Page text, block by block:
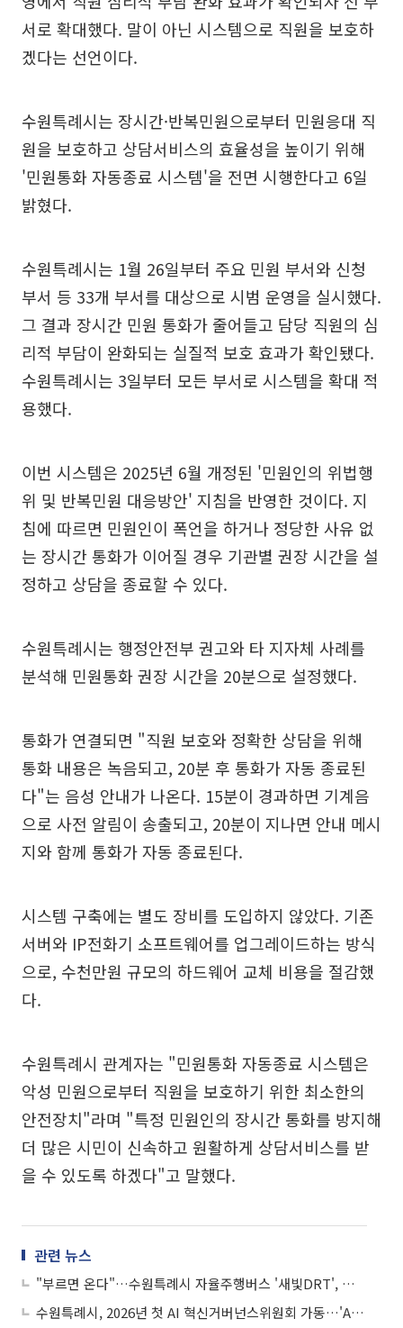
서로 확대했다. 말이 아닌 시스템으로 직원을 보호하
겠다는 선언이다.
수원특례시는 장시간·반복민원으로부터 민원응대 직
원을 보호하고 상담서비스의 효율성을 높이기 위해
'민원통화 자동종료 시스템'을 전면 시행한다고 6일
밝혔다.
수원특례시는 1월 26일부터 주요 민원 부서와 신청
부서 등 33개 부서를 대상으로 시범 운영을 실시했다.
그 결과 장시간 민원 통화가 줄어들고 담당 직원의 심
리적 부담이 완화되는 실질적 보호 효과가 확인됐다.
수원특례시는 3일부터 모든 부서로 시스템을 확대 적
용했다.
이번 시스템은 2025년 6월 개정된 '민원인의 위법행
위 및 반복민원 대응방안' 지침을 반영한 것이다. 지
침에 따르면 민원인이 폭언을 하거나 정당한 사유 없
는 장시간 통화가 이어질 경우 기관별 권장 시간을 설
정하고 상담을 종료할 수 있다.
수원특례시는 행정안전부 권고와 타 지자체 사례를
분석해 민원통화 권장 시간을 20분으로 설정했다.
통화가 연결되면 "직원 보호와 정확한 상담을 위해
통화 내용은 녹음되고, 20분 후 통화가 자동 종료된
다"는 음성 안내가 나온다. 15분이 경과하면 기계음
으로 사전 알림이 송출되고, 20분이 지나면 안내 메시
지와 함께 통화가 자동 종료된다.
시스템 구축에는 별도 장비를 도입하지 않았다. 기존
서버와 IP전화기 소프트웨어를 업그레이드하는 방식
으로, 수천만원 규모의 하드웨어 교체 비용을 절감했
다.
수원특례시 관계자는 "민원통화 자동종료 시스템은
악성 민원으로부터 직원을 보호하기 위한 최소한의
안전장치"라며 "특정 민원인의 장시간 통화를 방지해
더 많은 시민이 신속하고 원활하게 상담서비스를 받
을 수 있도록 하겠다"고 말했다.
관련 뉴스
"부르면 온다"…수원특례시 자율주행버스 '새빛DRT', 광교에서 역사를 썼다
수원특례시, 2026년 첫 AI 혁신거버넌스위원회 가동…'AI 기본사회' 실현 본격 시동